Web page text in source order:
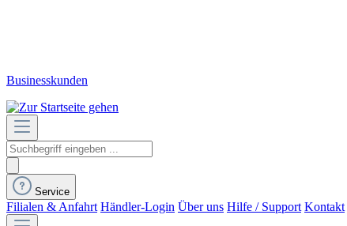
Businesskunden
Service
Filialen & Anfahrt Händler-Login Über uns Hilfe / Support Kontakt